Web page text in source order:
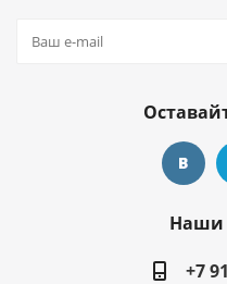
Наши
+7